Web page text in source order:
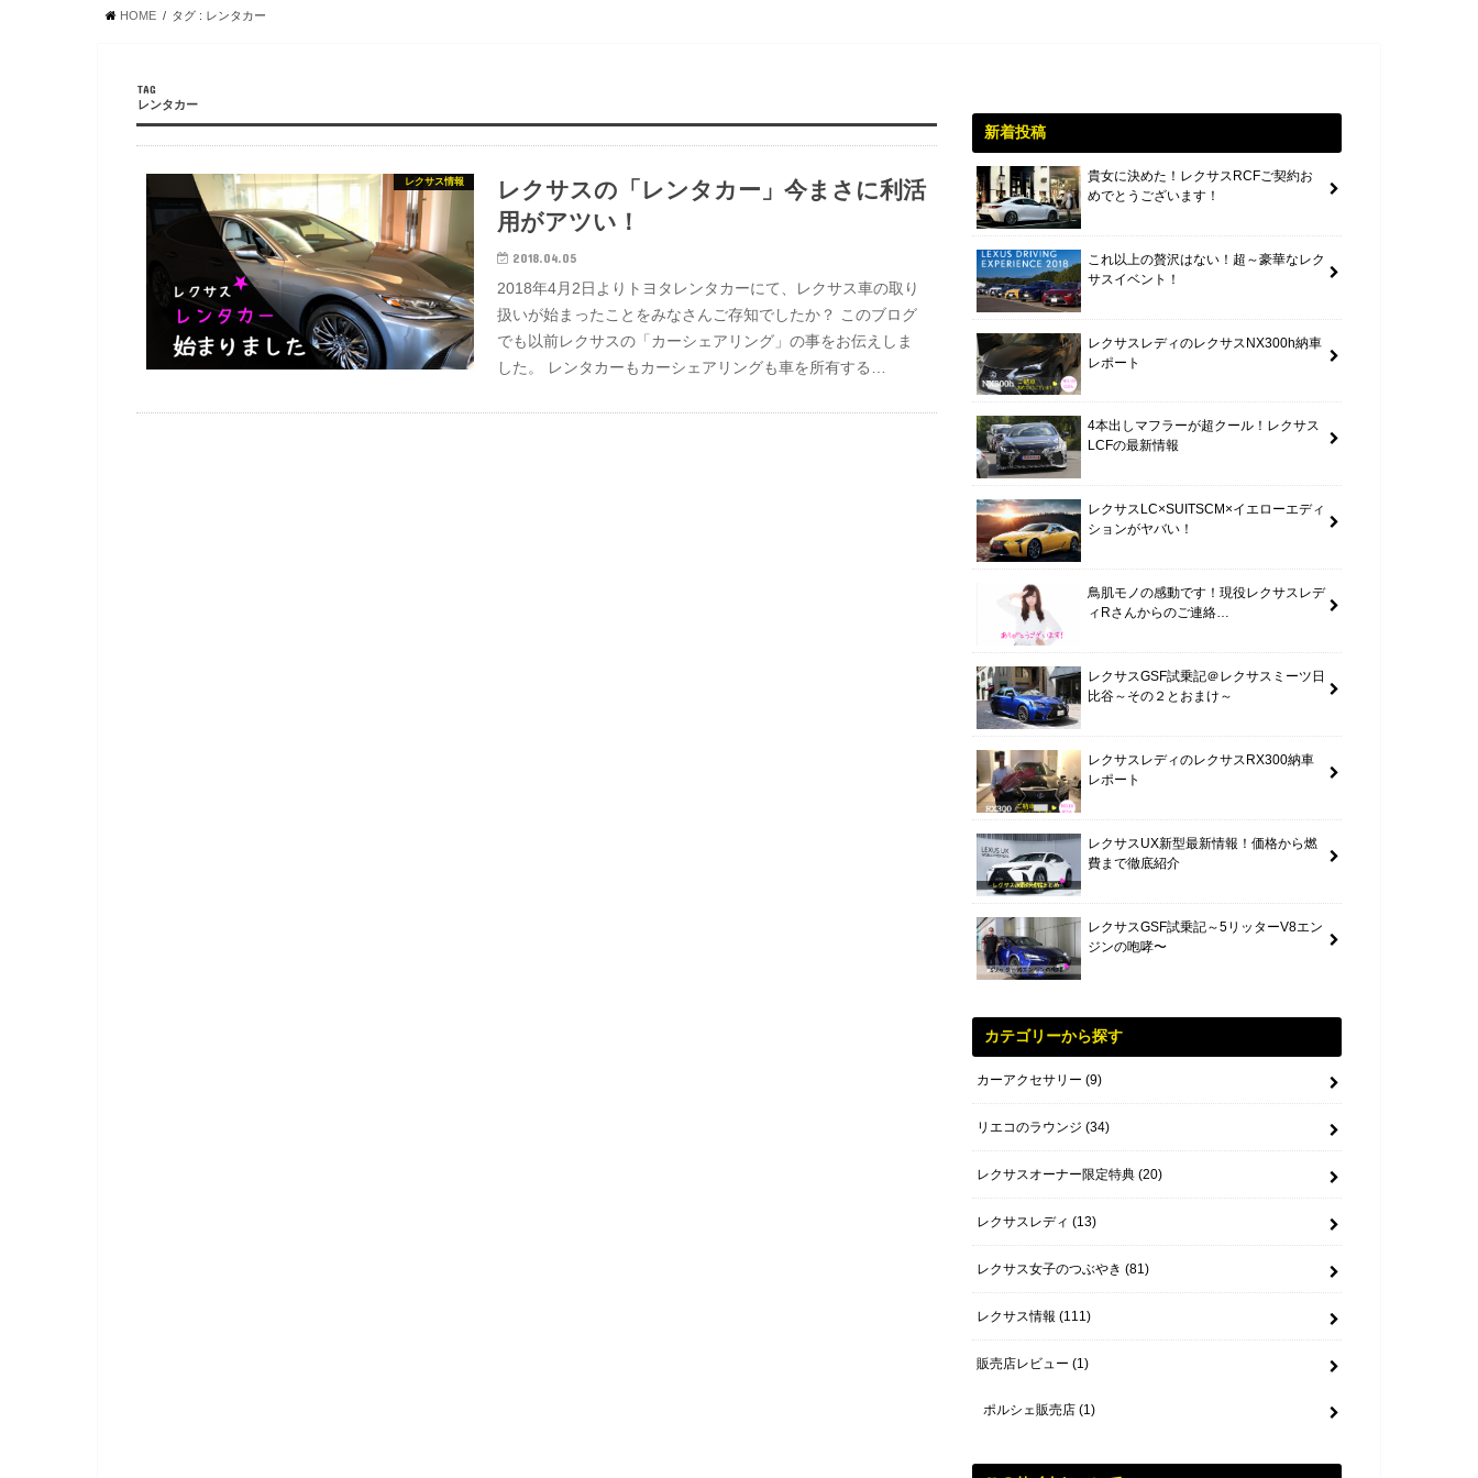
HOME タグ : レンタカー
TAG
レンタカー
レクサス情報
レクサスの「レンタカー」今まさに利活
用がアツい！
2018.04.05
2018年4月2日よりトヨタレンタカーにて、レクサス車の取り
扱いが始まったことをみなさんご存知でしたか？ このブログ
でも以前レクサスの「カーシェアリング」の事をお伝えしま
した。 レンタカーもカーシェアリングも車を所有する…
新着投稿
貴女に決めた！レクサスRCFご契約お
めでとうございます！
これ以上の贅沢はない！超～豪華なレク
サスイベント！
レクサスレディのレクサスNX300h納車
レポート
4本出しマフラーが超クール！レクサス
LCFの最新情報
レクサスLC×SUITSCM×イエローエディ
ションがヤバい！
鳥肌モノの感動です！現役レクサスレデ
ィRさんからのご連絡…
レクサスGSF試乗記＠レクサスミーツ日
比谷～その２とおまけ～
レクサスレディのレクサスRX300納車
レポート
レクサスUX新型最新情報！価格から燃
費まで徹底紹介
レクサスGSF試乗記～5リッターV8エン
ジンの咆哮〜
カテゴリーから探す
カーアクセサリー (9)
リエコのラウンジ (34)
レクサスオーナー限定特典 (20)
レクサスレディ (13)
レクサス女子のつぶやき (81)
レクサス情報 (111)
販売店レビュー (1)
ポルシェ販売店 (1)